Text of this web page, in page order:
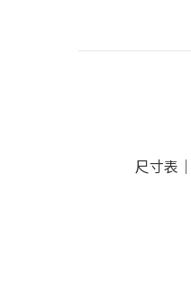
尺寸表 ｜